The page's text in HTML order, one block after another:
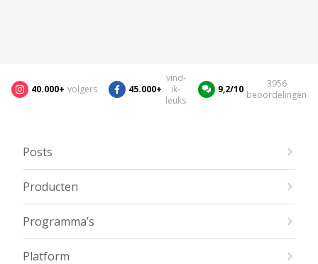
40.000+ volgers 45.000+
vind-
ik-
leuks
9,2/10
3956
beoordelingen
Posts
Producten
Programma’s
Platform